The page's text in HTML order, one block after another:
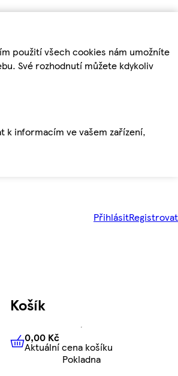
použití všech cookies nám umožníte
Své rozhodnutí můžete kdykoliv
k informacím ve vašem zařízení,
PřihlásitRegistrovat
Košík
0,00 KčAktuální cena košíku
0,00 Kč
Aktuální cena košíku
Pokladna